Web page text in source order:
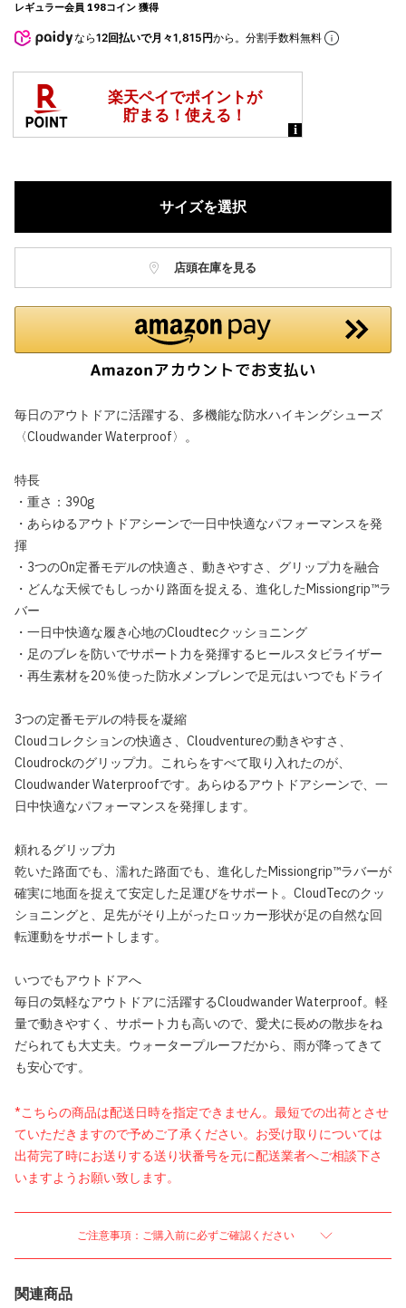
レギュラー会員 198コイン 獲得
なら12回払いで月々1,815円から。分割手数料無料
サイズを選択
店頭在庫を見る
毎日のアウトドアに活躍する、多機能な防水ハイキングシューズ
〈Cloudwander Waterproof〉。
特長
・重さ：390g
・あらゆるアウトドアシーンで一日中快適なパフォーマンスを発
揮
・3つのOn定番モデルの快適さ、動きやすさ、グリップ力を融合
・どんな天候でもしっかり路面を捉える、進化したMissiongrip™ラ
バー
・一日中快適な履き心地のCloudtecクッショニング
・足のブレを防いでサポート力を発揮するヒールスタビライザー
・再生素材を20％使った防水メンブレンで足元はいつでもドライ
3つの定番モデルの特長を凝縮
Cloudコレクションの快適さ、Cloudventureの動きやすさ、
Cloudrockのグリップ力。これらをすべて取り入れたのが、
Cloudwander Waterproofです。あらゆるアウトドアシーンで、一
日中快適なパフォーマンスを発揮します。
頼れるグリップ力
乾いた路面でも、濡れた路面でも、進化したMissiongrip™ラバーが
確実に地面を捉えて安定した足運びをサポート。CloudTecのクッ
ショニングと、足先がそり上がったロッカー形状が足の自然な回
転運動をサポートします。
いつでもアウトドアへ
毎日の気軽なアウトドアに活躍するCloudwander Waterproof。軽
量で動きやすく、サポート力も高いので、愛犬に長めの散歩をね
だられても大丈夫。ウォータープルーフだから、雨が降ってきて
も安心です。
*こちらの商品は配送日時を指定できません。最短での出荷とさせ
ていただきますので予めご了承ください。お受け取りについては
出荷完了時にお送りする送り状番号を元に配送業者へご相談下さ
いますようお願い致します。
ご注意事項：ご購入前に必ずご確認ください
関連商品